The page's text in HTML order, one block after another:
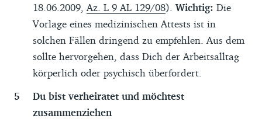
18.06.2009, Az. L 9 AL 129/08). Wichtig: Die
Vorlage eines medizinischen Attests ist in
solchen Fällen dringend zu empfehlen. Aus dem
sollte hervorgehen, dass Dich der Arbeitsalltag
körperlich oder psychisch überfordert.
Du bist verheiratet und möchtest
zusammenziehen